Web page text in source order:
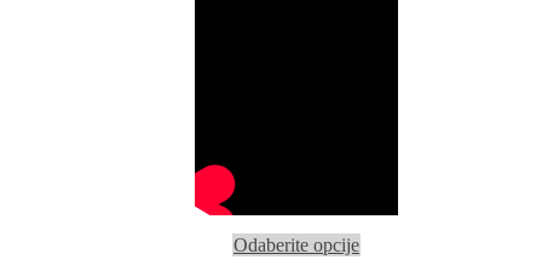
Odaberite opcije